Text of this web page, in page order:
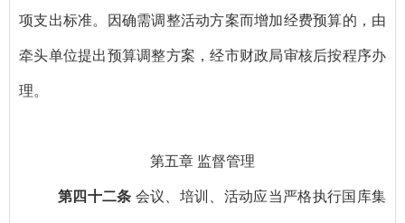
项支出标准。因确需调整活动方案而增加经费预算的，由
牵头单位提出预算调整方案，经市财政局审核后按程序办
理。
第五章 监督管理
第四十二条 会议、培训、活动应当严格执行国库集